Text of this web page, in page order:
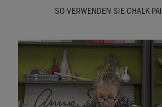
SO VERWENDEN SIE CHALK